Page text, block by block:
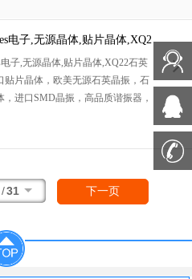
率公差为：±30ppm，负载电容
工作温度范围：0℃至+70℃，晶振
：3.2x2.5mm，贴片石英晶振，欧
晶振，FMI石英贴片晶振，石英晶
采用SMD编带盘装包装方式，焊接
电子,无源晶体,贴片晶体,XQ2
电子,无源晶体,贴片晶体,XQ22石英
贴片晶体，欧美无源石英晶振，石
，进口SMD晶振，高品质谐振器，
至+85℃，晶振体积尺寸为：2.5x2.
晶体，无源贴片晶振，2520mm石
英晶体谐振器，该贴片石英晶体体
电气特性，满足无铅焊接的高温回
要求，在网络通信领域得到了广泛
/31 下一页